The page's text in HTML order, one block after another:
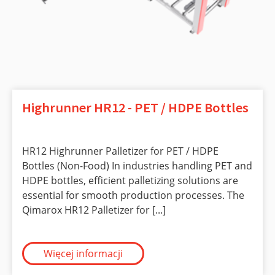
Highrunner HR12 - PET / HDPE Bottles
HR12 Highrunner Palletizer for PET / HDPE
Bottles (Non-Food) In industries handling PET and
HDPE bottles, efficient palletizing solutions are
essential for smooth production processes. The
Qimarox HR12 Palletizer for [...]
Więcej informacji